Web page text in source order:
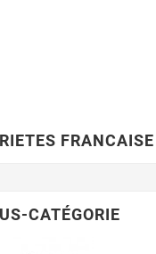
FRANCAISE
CATÉGORIE